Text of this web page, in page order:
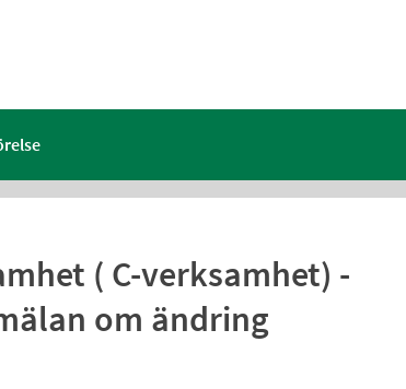
( C-verksamhet) -
om ändring